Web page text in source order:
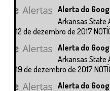
Alerta do
Arkansas State
12 de dezembro de 2017
Alerta do
Arkansas State
19 de dezembro de 2017
Alerta do